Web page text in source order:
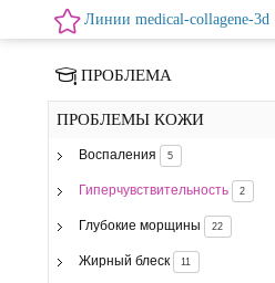
Линии medical-collagene-3d
ПРОБЛЕМА
ПРОБЛЕМЫ КОЖИ
Воспаления 5
Гиперчувствительность 2
Глубокие морщины 22
Жирный блеск 11